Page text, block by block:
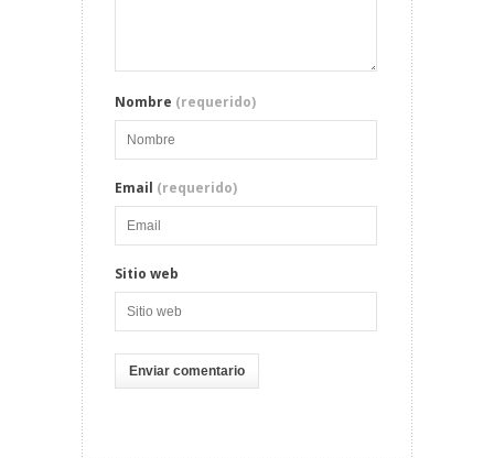
Nombre (requerido)
Email (requerido)
Sitio web